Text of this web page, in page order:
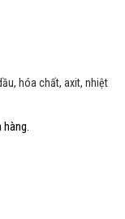
hóa chất, axit, nhiệt